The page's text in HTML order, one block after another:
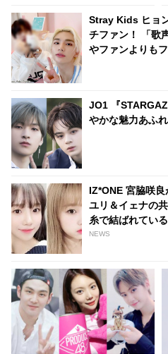
Stray Kids ヒョ
チファン！ 「歌
やファンよりも
JO1 『
やかな魅力あふ
IZ*ONE 宮脇咲
ユリ＆イェナの
糸で結ばれてい
NEWS